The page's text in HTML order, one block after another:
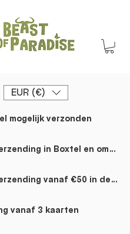
EUR (€)
mogelijk verzonden
✔ Gratis verzending in Boxtel en omgeving
✔ Gratis verzending vanaf €50 in de rest van NL
vanaf 3 kaarten